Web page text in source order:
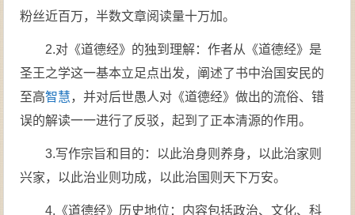
粉丝近百万，半数文章阅读量十万加。
2.对《道德经》的独到理解：作者从《道德经》是
圣王之学这一基本立足点出发，阐述了书中治国安民的
至高智慧，并对后世愚人对《道德经》做出的流俗、错
误的解读一一进行了反驳，起到了正本清源的作用。
3.写作宗旨和目的：以此治身则养身，以此治家则
兴家，以此治业则功成，以此治国则天下万安。
4.《道德经》历史地位：内容包括政治、文化、科